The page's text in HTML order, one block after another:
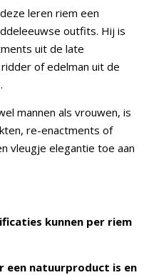
leren riem een
outfits. Hij is
uit de late
of edelman uit de
mannen als vrouwen, is
re-enactments of
vleugje elegantie toe aan
kunnen per riem
een natuurproduct is en